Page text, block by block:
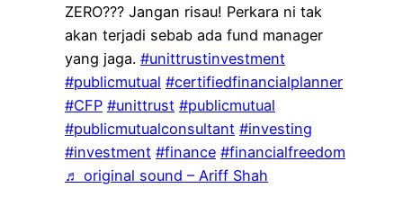
ZERO??? Jangan risau! Perkara ni tak
akan terjadi sebab ada fund manager
yang jaga. #unittrustinvestment
#publicmutual #certifiedfinancialplanner
#CFP #unittrust #publicmutual
#publicmutualconsultant #investing
#investment #finance #financialfreedom
♬ original sound – Ariff Shah